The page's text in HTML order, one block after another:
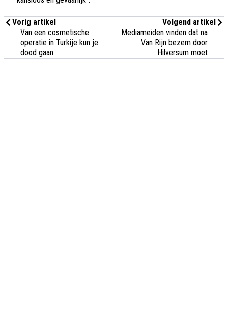
Vorig artikel
Van een cosmetische
operatie in Turkije kun je
dood gaan
Volgend artikel
Mediameiden vinden dat na
Van Rijn bezem door
Hilversum moet